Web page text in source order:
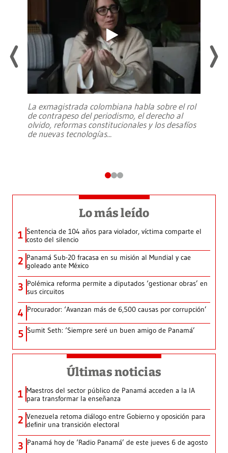
La exmagistrada colombiana habla sobre el rol
de contrapeso del periodismo, el derecho al
olvido, reformas constitucionales y los desafíos
de nuevas tecnologías...
Lo más leído
1 Sentencia de 104 años para violador, víctima comparte el
costo del silencio
2 Panamá Sub-20 fracasa en su misión al Mundial y cae
goleado ante México
3 Polémica reforma permite a diputados ‘gestionar obras’ en
sus circuitos
4 Procurador: ‘Avanzan más de 6,500 causas por corrupción’
5 Sumit Seth: ‘Siempre seré un buen amigo de Panamá’
Últimas noticias
1 Maestros del sector público de Panamá acceden a la IA
para transformar la enseñanza
2 Venezuela retoma diálogo entre Gobierno y oposición para
definir una transición electoral
3 Panamá hoy de ‘Radio Panamá’ de este jueves 6 de agosto